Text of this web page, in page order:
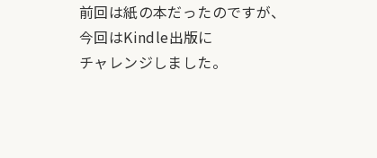
前回は紙の本だったのですが、
今回はKindle出版に
チャレンジしました。